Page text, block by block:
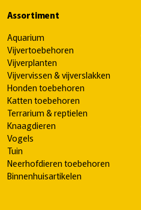
Assortiment
Aquarium
Vijvertoebehoren
Vijverplanten
Vijvervissen & vijverslakken
Honden toebehoren
Katten toebehoren
Terrarium & reptielen
Knaagdieren
Vogels
Tuin
Neerhofdieren toebehoren
Binnenhuisartikelen